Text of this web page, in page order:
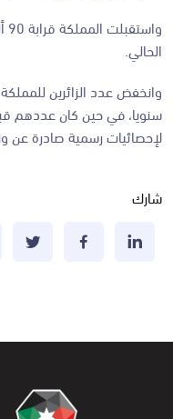
الحالي.
لإحصائيات رسمية صادرة عن
شارك